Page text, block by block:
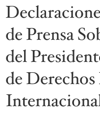
de Prensa
del
de